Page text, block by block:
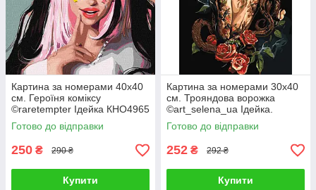
Картина за номерами 40х40
см. Героїня коміксу
©raretempter Ідейка КНО4965
Готово до відправки
250 ₴ 290 ₴
Купити
Картина за номерами 30х40
см. Трояндова ворожка
©art_selena_ua Ідейка.
KHO8608
Готово до відправки
252 ₴ 292 ₴
Купити